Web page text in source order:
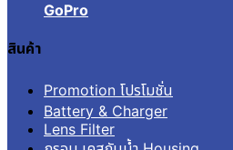
GoPro
สินค้า
Promotion โปรโมชั่น
Battery & Charger
Lens Filter